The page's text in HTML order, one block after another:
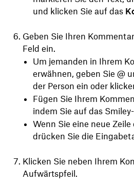
und klicken Sie auf das
Geben Sie Ihren
Feld ein.
Um jemanden in Ihrem
erwähnen, geben Sie @
der Person ein oder
Fügen Sie Ihrem
indem Sie auf das
Wenn Sie eine neue
drücken Sie die
Klicken Sie neben Ihrem
Aufwärtspfeil.